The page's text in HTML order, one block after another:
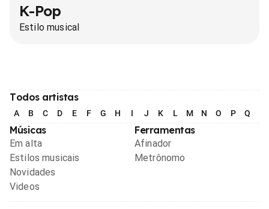
K-Pop
Estilo musical
Todos artistas
A B C D E F G H I J K L M N O P Q
Músicas
Em alta
Estilos musicais
Novidades
Videos
Ferramentas
Afinador
Metrônomo